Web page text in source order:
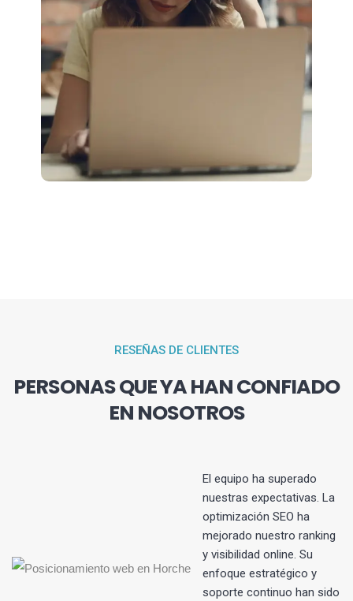
RESEÑAS DE CLIENTES
PERSONAS QUE YA HAN CONFIADO
EN NOSOTROS
El equipo ha superado
nuestras expectativas. La
optimización SEO ha
mejorado nuestro ranking
y visibilidad online. Su
enfoque estratégico y
soporte continuo han sido